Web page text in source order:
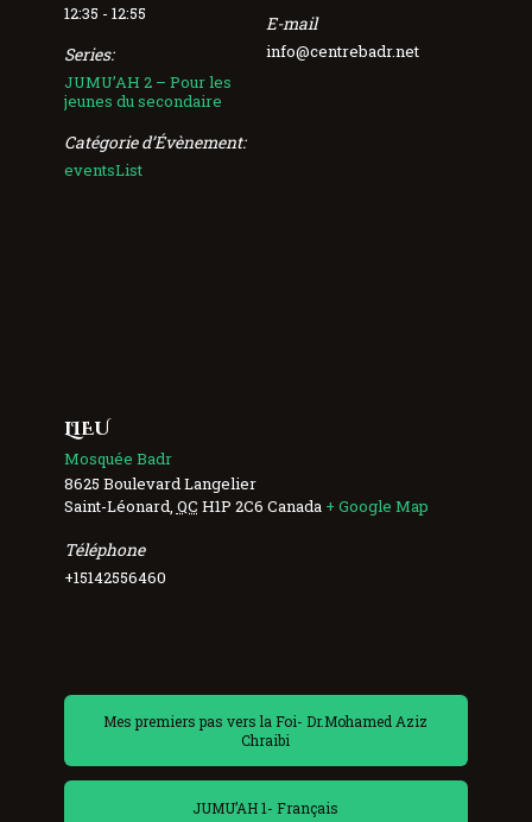
12:35 - 12:55
Series:
JUMU’AH 2 – Pour les
jeunes du secondaire
Catégorie d’Évènement:
eventsList
E-mail
info@centrebadr.net
LIEU
Mosquée Badr
8625 Boulevard Langelier
Saint-Léonard QC H1P 2C6 Canada + Google Map
Téléphone
+15142556460
Mes premiers pas vers la Foi- Dr.Mohamed Aziz
Chraibi
JUMU’AH 1- Français